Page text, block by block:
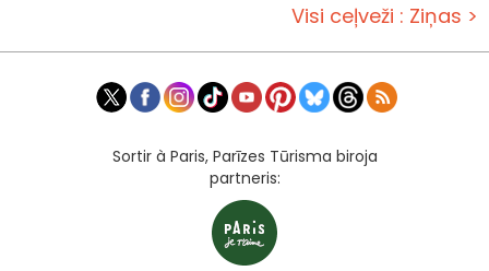
Visi ceļveži : Ziņas >
Sortir à Paris, Parīzes Tūrisma biroja
partneris: